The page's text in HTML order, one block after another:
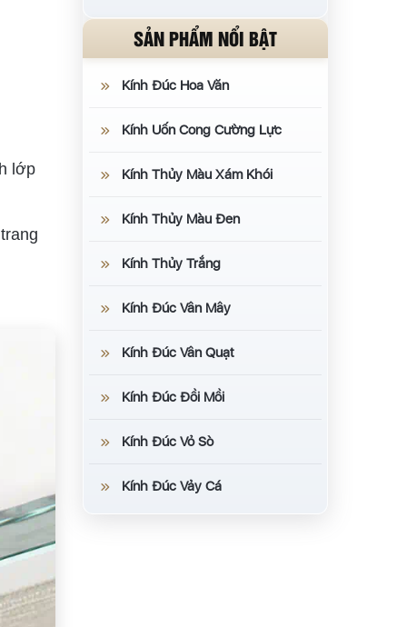
lớp
SẢN PHẨM NỔI BẬT
Kính Đúc Hoa Văn
Kính Uốn Cong Cường Lực
Kính Thủy Màu Xám Khói
Kính Thủy Màu Đen
Kính Thủy Trắng
Kính Đúc Vân Mây
Kính Đúc Vân Quạt
Kính Đúc Đồi Mồi
Kính Đúc Vỏ Sò
Kính Đúc Vảy Cá